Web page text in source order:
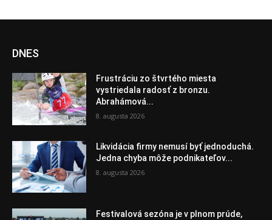
DNES
Frustráciu zo štvrtého miesta
vystriedala radosť z bronzu.
Abrahámová...
8. augusta 2026
Likvidácia firmy nemusí byť jednoduchá.
Jedna chyba môže podnikateľov...
8. augusta 2026
Festivalová sezóna je v plnom prúde,